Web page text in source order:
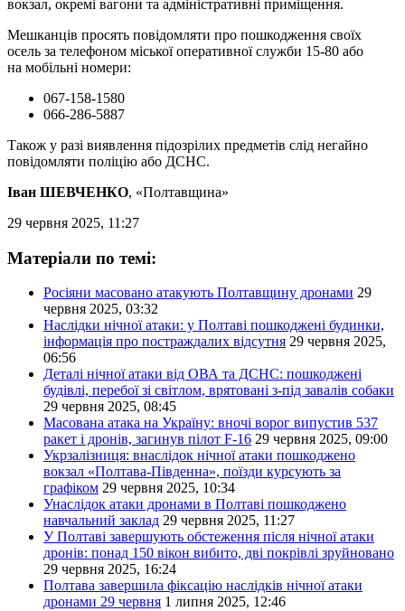
вокзал, окремі вагони та адміністративні приміщення.
Мешканців просять повідомляти про пошкодження своїх
осель за телефоном міської оперативної служби 15-80 або
на мобільні номери:
067-158-1580
066-286-5887
Також у разі виявлення підозрілих предметів слід негайно
повідомляти поліцію або ДСНС.
Іван ШЕВЧЕНКО, «Полтавщина»
29 червня 2025, 11:27
Матеріали по темі:
Росіяни масовано атакують Полтавщину дронами 29
червня 2025, 03:32
Наслідки нічної атаки: у Полтаві пошкоджені будинки,
інформація про постраждалих відсутня 29 червня 2025,
06:56
Деталі нічної атаки від ОВА та ДСНС: пошкоджені
будівлі, перебої зі світлом, врятовані з-під завалів собаки
29 червня 2025, 08:45
Масована атака на Україну: вночі ворог випустив 537
ракет і дронів, загинув пілот F-16 29 червня 2025, 09:00
Укрзалізниця: внаслідок нічної атаки пошкоджено
вокзал «Полтава-Південна», поїзди курсують за
графіком 29 червня 2025, 10:34
Унаслідок атаки дронами в Полтаві пошкоджено
навчальний заклад 29 червня 2025, 11:27
У Полтаві завершують обстеження після нічної атаки
дронів: понад 150 вікон вибито, дві покрівлі зруйновано
29 червня 2025, 16:24
Полтава завершила фіксацію наслідків нічної атаки
дронами 29 червня 1 липня 2025, 12:46